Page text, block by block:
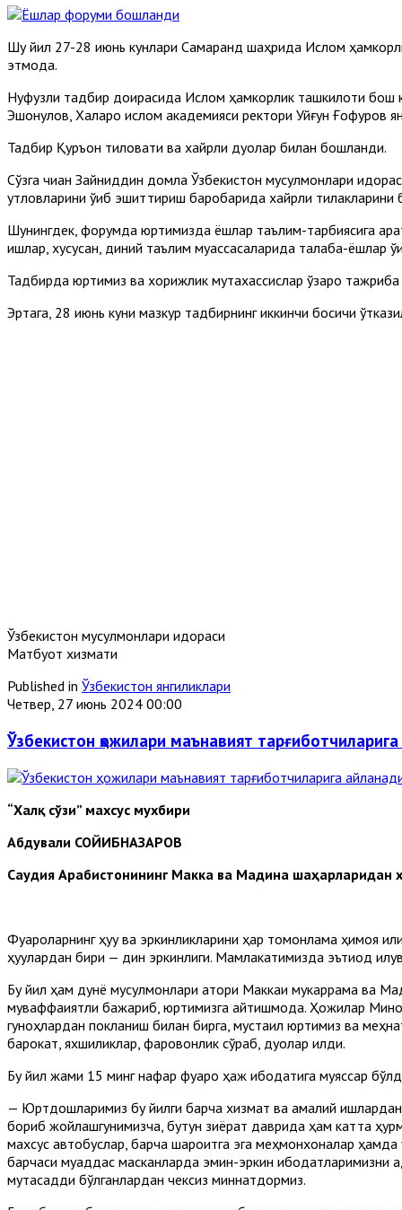
Шу йил 27-28 июнь кунлари Самарқанд шаҳрида Ислом
этмоқда.
Нуфузли тадбир доирасида Ислом ҳамкорлик ташкилоти бош
Эшонқулов, Халқаро ислом академияси ректори Уйғун Ғофуров
Тадбир Қуръон тиловати ва хайрли дуолар билан бошланди.
Сўзга чиққан Зайниддин домла Ўзбекистон мусулмонлари
қутловларини ўқиб эшиттириш баробарида хайрли
Шунингдек, форумда юртимизда ёшлар таълим-тарбиясига
ишлар, хусусан, диний таълим муассасаларида талаба-ёшлар
Тадбирда юртимиз ва хорижлик мутахассислар ўзаро
Эртага, 28 июнь куни мазкур тадбирнинг иккинчи босқичи
Ўзбекистон мусулмонлари идораси
Матбуот хизмати
Published in Ўзбекистон янгиликлари
Четвер, 27 июнь 2024 00:00
Ўзбекистон ҳожилари маънавият
“Халқ сўзи” махсус мухбири
Абдували СОЙИБНАЗАРОВ
Саудия Арабистонининг Макка ва Мадина шаҳарларидан
Фуқароларнинг ҳуқуқ ва эркинликларини ҳар томонлама ҳимоя
ҳуқуқлардан бири — дин эркинлиги. Мамлакатимизда эътиқод
Бу йил ҳам дунё мусулмонлари қатори Маккаи мукаррама ва
муваффақиятли бажариб, юртимизга қайтишмоқда. Ҳожилар
гуноҳлардан покланиш билан бирга, мустақил юртимиз ва
барокат, яхшиликлар, фаровонлик сўраб, дуолар қилди.
Бу йил жами 15 минг нафар фуқаро ҳаж ибодатига муяссар
— Юртдошларимиз бу йилги барча хизмат ва амалий
бориб жойлашгунимизча, бутун зиёрат даврида ҳам катта
махсус автобуслар, барча шароитга эга меҳмонхоналар
барчаси муқаддас масканларда эмин-эркин ибодатларимизни
мутасадди бўлганлардан чексиз миннатдормиз.